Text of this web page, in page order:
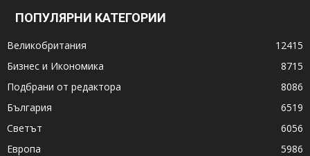
ПОПУЛЯРНИ КАТЕГОРИИ
Великобритания
12415
Бизнес и Икономика
8715
Подбрани от редактора
8086
България
6519
Светът
6056
Европа
5986